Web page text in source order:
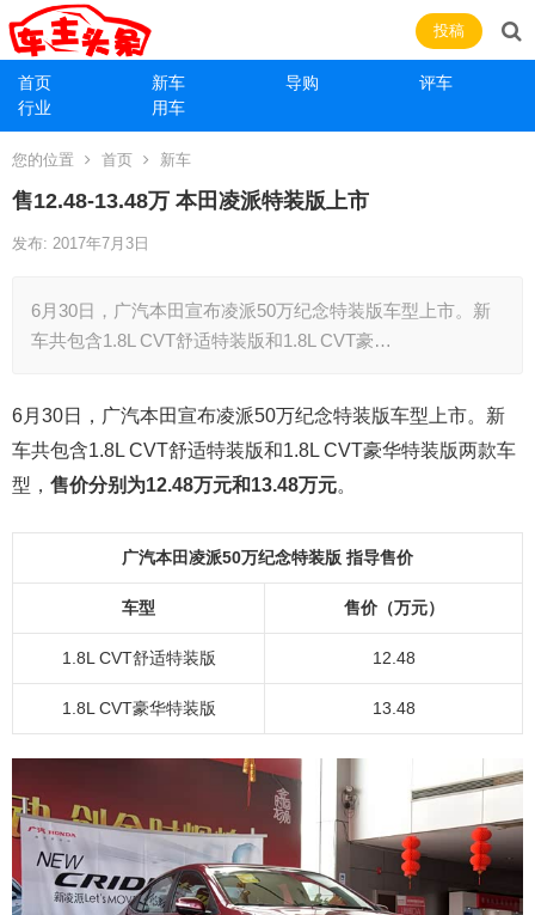
首页 新车 导购
评车
行业
用车
投稿
您的位置 首页 新车
售12.48-13.48万 本田凌派特装版上市
发布: 2017年7月3日
6月30日，广汽本田宣布凌派50万纪念特装版车型上市。新
车共包含1.8L CVT舒适特装版和1.8L CVT豪…
6月30日，广汽本田宣布凌派50万纪念特装版车型上市。新
车共包含1.8L CVT舒适特装版和1.8L CVT豪华特装版两款车
型， 售价分别为12.48万元和13.48万元。
广汽本田凌派50万纪念特装版 指导售价
车型 售价（万元）
1.8L CVT舒适特装版 12.48
1.8L CVT豪华特装版 13.48